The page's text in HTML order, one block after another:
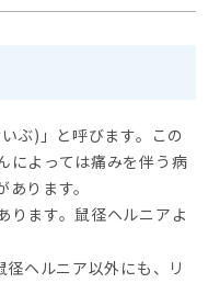
ぶ)」と呼びます。この
によっては痛みを伴う病
ります。
ります。鼠径ヘルニアよ
ヘルニア以外にも、リ